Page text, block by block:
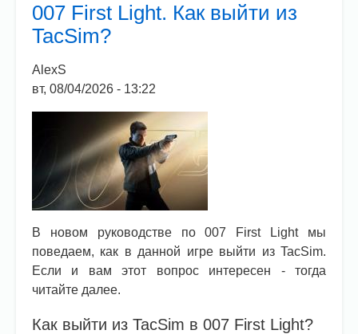
для
новичков
007 First Light. Как выйти из
TacSim?
AlexS
вт, 08/04/2026 - 13:22
В новом руководстве по 007 First Light мы
поведаем, как в данной игре выйти из TacSim.
Если и вам этот вопрос интересен - тогда
читайте далее.
Как выйти из TacSim в 007 First Light?